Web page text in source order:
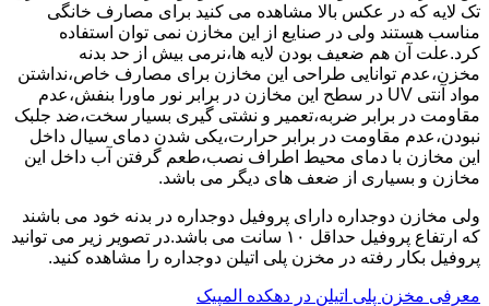
تک لایه که در عکس بالا مشاهده می کنید برای مصارف خانگی
مناسب هستند ولی در صنایع از این مخازن نمی توان استفاده
کرد.علت آن هم ضعیف بودن لایه ها،نرمی بیش از حد بدنه
مخزن،عدم توانایی طراحی این مخازن برای مصارف خاص،نداشتن
مواد آنتی UV در سطح این مخازن در برابر نور ماورا بنفش،عدم
مقاومت در برابر ضربه،تعمیر و نشتی گیری بسیار سخت،ضد جلبک
نبودن،عدم مقاومت در برابر حرارت،یکی شدن دمای سیال داخل
این مخازن با دمای محیط اطراف نصب،طعم گرفتن آب داخل این
مخازن و بسیاری از ضعف های دیگر می باشد.
ولی مخازن دوجداره دارای پروفیل دوجداره در بدنه خود می باشند
که ارتفاع پروفیل حداقل ۱۰ سانت می باشد.در تصویر زیر می توانید
پروفیل بکار رفته در مخزن پلی اتیلن دوجداره را مشاهده کنید.
معرفی مخزن پلی اتیلن در دهکده المپیک